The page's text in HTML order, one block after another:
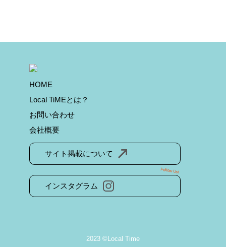
HOME
Local TiMEとは？
お問い合わせ
会社概要
サイト掲載について
インスタグラム
Follow Us!
2023 ©Local Time